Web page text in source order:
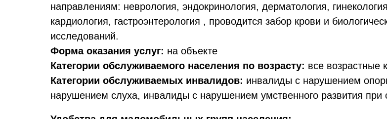
направлениям: неврология, эндокринология, дерматология,
кардиология, гастроэнтерология , проводится забор крови и
исследований.
Форма оказания услуг: на объекте
Категории обслуживаемого населения по возрасту: все возрастные
Категории обслуживаемых инвалидов: инвалиды с нарушением
нарушением слуха, инвалиды с нарушением умственного развития при